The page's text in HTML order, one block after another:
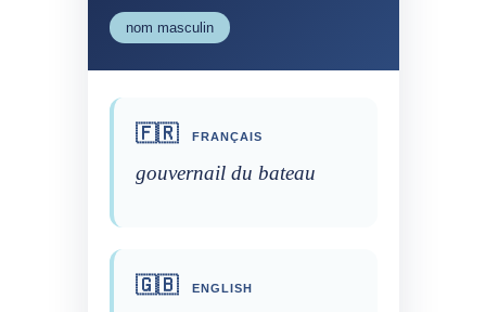
nom masculin
🇫🇷 FRANÇAIS
gouvernail du bateau
🇬🇧 ENGLISH